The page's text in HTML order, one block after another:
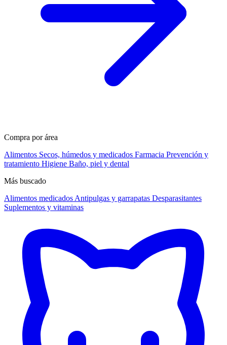
Compra por área
Alimentos Secos, húmedos y medicados Farmacia Prevención y
tratamiento Higiene Baño, piel y dental
Más buscado
Alimentos medicados Antipulgas y garrapatas Desparasitantes
Suplementos y vitaminas